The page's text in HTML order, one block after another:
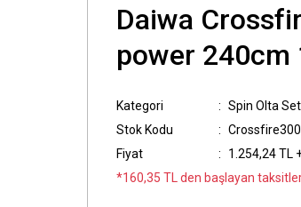
Daiwa
power 240cm
Kategori
Spin Olta
Stok Kodu
Fiyat
1.254,24 TL
*160,35 TL den başlayan